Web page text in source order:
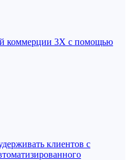
коммерции 3X с помощью
клиентов с